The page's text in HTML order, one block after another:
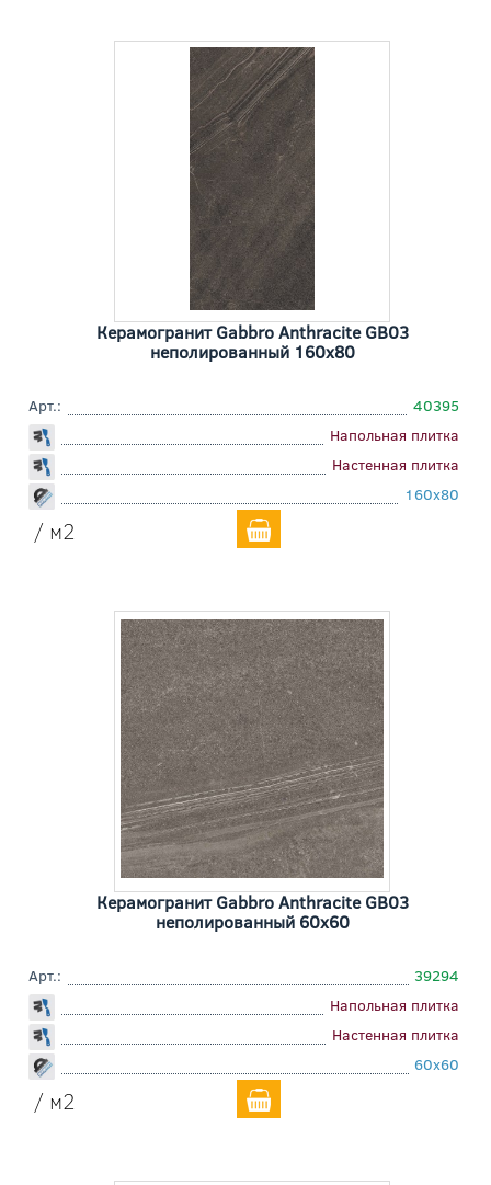
Керамогранит Gabbro Anthracite GB03
неполированный 160x80
Арт.:
40395
Напольная плитка
Настенная плитка
160x80
/ м2
Керамогранит Gabbro Anthracite GB03
неполированный 60x60
Арт.:
39294
Напольная плитка
Настенная плитка
60x60
/ м2